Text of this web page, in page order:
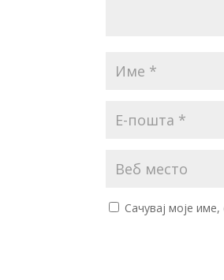
Сачувај моје